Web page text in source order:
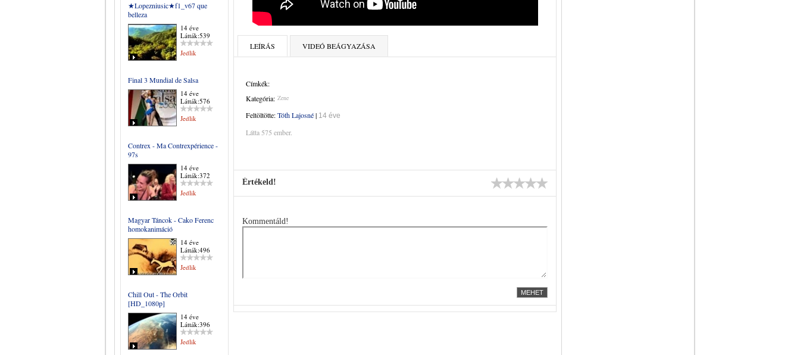
★Lopezniusic★f1_v67 que
belleza
14 éve
Látták:539
Jedlik
Final 3 Mundial de Salsa
14 éve
Látták:576
Jedlik
Contrex - Ma Contrexpérience -
97s
14 éve
Látták:372
Jedlik
Magyar Táncok - Cako Ferenc
homokanimáció
14 éve
Látták:496
Jedlik
Chill Out - The Orbit
[HD_1080p]
14 éve
Látták:396
Jedlik
LEÍRÁS VIDEÓ BEÁGYAZÁSA
Címkék:
Kategória: Zene
Feltöltötte:Tóth Lajosné| 14 éve
Látta 575 ember.
Értékeld!
Kommentáld!